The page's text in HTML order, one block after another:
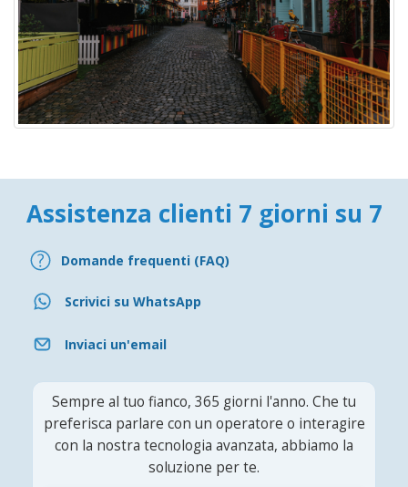
Assistenza clienti 7 giorni su 7
Domande frequenti (FAQ)
Scrivici su WhatsApp
Inviaci un'email
Sempre al tuo fianco, 365 giorni l'anno. Che tu
preferisca parlare con un operatore o interagire
con la nostra tecnologia avanzata, abbiamo la
soluzione per te.